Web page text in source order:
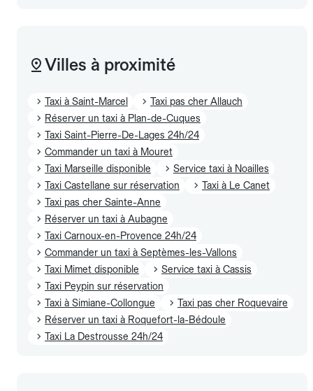
Villes à proximité
Taxi à Saint-Marcel
Taxi pas cher Allauch
Réserver un taxi à Plan-de-Cuques
Taxi Saint-Pierre-De-Lages 24h/24
Commander un taxi à Mouret
Taxi Marseille disponible
Service taxi à Noailles
Taxi Castellane sur réservation
Taxi à Le Canet
Taxi pas cher Sainte-Anne
Réserver un taxi à Aubagne
Taxi Carnoux-en-Provence 24h/24
Commander un taxi à Septèmes-les-Vallons
Taxi Mimet disponible
Service taxi à Cassis
Taxi Peypin sur réservation
Taxi à Simiane-Collongue
Taxi pas cher Roquevaire
Réserver un taxi à Roquefort-la-Bédoule
Taxi La Destrousse 24h/24